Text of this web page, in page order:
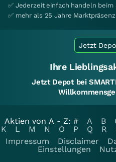
✅ Jederzeit einfach handeln beim
✅ mehr als 25 Jahre Marktpräsenz
Jetzt
Ihre
Jetzt Depot bei
Aktien von A - Z: # A B
K
L M N O P Q R
Impressum
Disclaimer
Einstellungen